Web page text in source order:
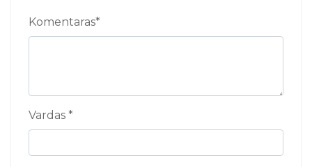
Komentaras*
Vardas *